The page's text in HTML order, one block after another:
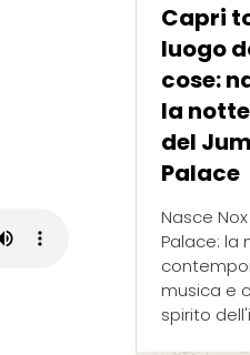
Capri
luogo
cose:
la
del
Palace
Nasce
Palace: la
musica e
spirito